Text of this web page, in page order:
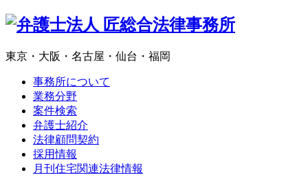
東京・大阪・名古屋・仙台・福岡
事務所について
業務分野
案件検索
弁護士紹介
法律顧問契約
採用情報
月刊住宅関連法律情報